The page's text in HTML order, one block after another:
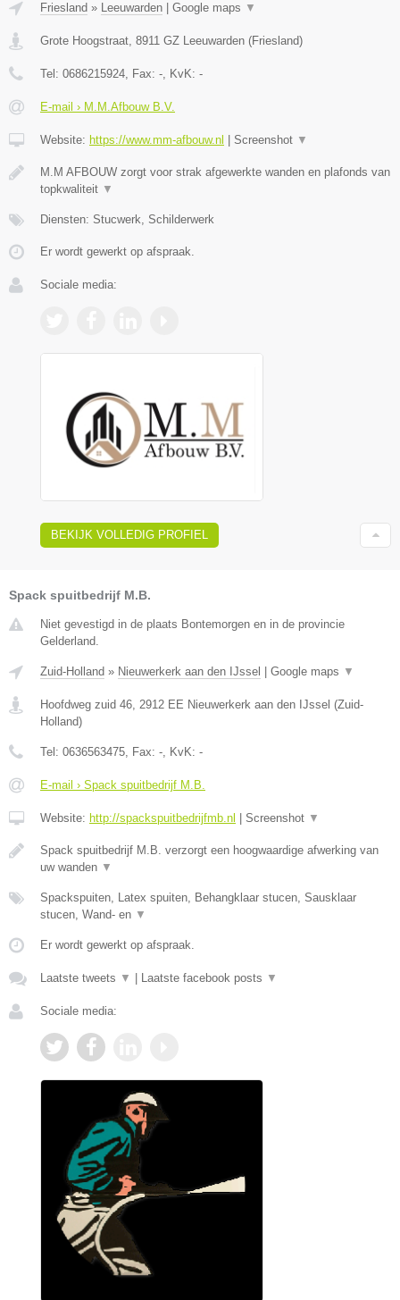
Friesland » Leeuwarden Google maps ▼
Grote Hoogstraat, 8911 GZ Leeuwarden (Friesland)
Tel: 0686215924, Fax: -, KvK: -
E-mail › M.M.Afbouw B.V.
Website: https://www.mm-afbouw.nl Screenshot ▼
M.M AFBOUW zorgt voor strak afgewerkte wanden en plafonds van
topkwaliteit ▼
Diensten: Stucwerk, Schilderwerk
Er wordt gewerkt op afspraak.
Sociale media:
BEKIJK VOLLEDIG PROFIEL
Spack spuitbedrijf M.B.
Niet gevestigd in de plaats Bontemorgen en in de provincie
Gelderland.
Zuid-Holland » Nieuwerkerk aan den IJssel Google maps ▼
Hoofdweg zuid 46 2912 EE Nieuwerkerk aan den IJssel (Zuid-
Holland)
Tel: 0636563475 , Fax: - , KvK: -
E-mail › Spack spuitbedrijf M.B.
Website: http://spackspuitbedrijfmb.nl Screenshot ▼
Spack spuitbedrijf M.B. verzorgt een hoogwaardige afwerking van
uw wanden ▼
Spackspuiten, Latex spuiten, Behangklaar stucen, Sausklaar
stucen, Wand- en ▼
Er wordt gewerkt op afspraak.
Laatste tweets ▼ Laatste facebook posts ▼
Sociale media: